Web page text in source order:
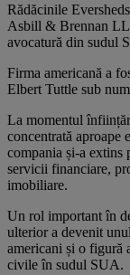
Rădăcinile
Asbill & Brennan
avocatură din sudul
Firma americană a
Elbert Tuttle sub
La momentul
concentrată aproape
compania și-a extins
servicii financiare,
imobiliare.
Un rol important în
ulterior a devenit
americani și o figură
civile în sudul SUA.